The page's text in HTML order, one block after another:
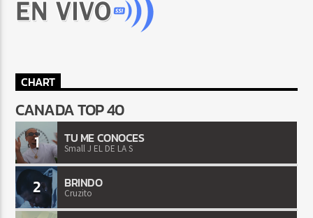
CHART
CANADA TOP 40
1 TU ME CONOCES
Small J EL DE LA S
2 BRINDO
Cruzito